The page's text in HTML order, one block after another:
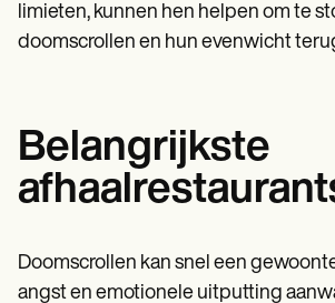
limieten, kunnen hen helpen om te
doomscrollen en hun evenwicht
Belangrijkste
Doomscrollen kan snel een
angst en emotionele uitputting